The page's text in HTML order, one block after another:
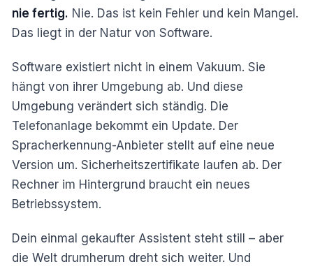
nie fertig. Nie. Das ist kein Fehler und kein Mangel.
Das liegt in der Natur von Software.
Software existiert nicht in einem Vakuum. Sie
hängt von ihrer Umgebung ab. Und diese
Umgebung verändert sich ständig. Die
Telefonanlage bekommt ein Update. Der
Spracherkennung-Anbieter stellt auf eine neue
Version um. Sicherheitszertifikate laufen ab. Der
Rechner im Hintergrund braucht ein neues
Betriebssystem.
Dein einmal gekaufter Assistent steht still – aber
die Welt drumherum dreht sich weiter. Und